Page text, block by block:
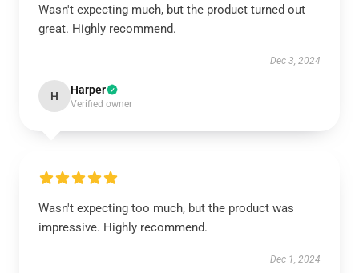
Wasn't expecting much, but the product turned out
great. Highly recommend.
Dec 3, 2024
H Harper
Verified owner
Wasn't expecting too much, but the product was
impressive. Highly recommend.
Dec 1, 2024